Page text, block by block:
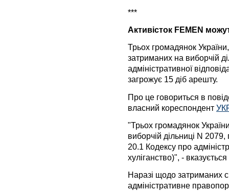
***
Активісток FEMEN
Трьох громадянок України,
затриманих на виборчій
адміністративної
загрожує 15 діб арешту.
Про це говориться в
власний кореспондент
"Трьох громадянок
виборчій дільниці N 2079,
20.1 Кодексу про
хуліганство)", -
Наразі щодо затриманих
адміністративне